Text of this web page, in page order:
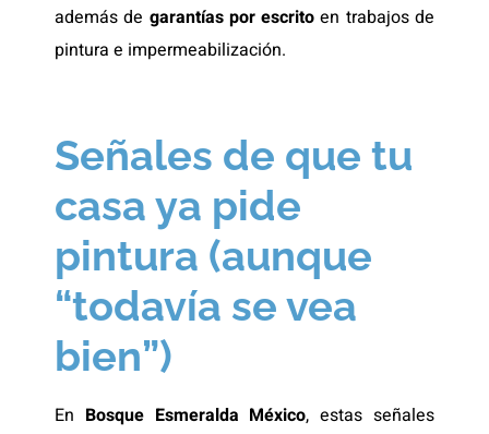
además de garantías por escrito en trabajos de
pintura e impermeabilización.
Señales de que tu
casa ya pide
pintura (aunque
“todavía se vea
bien”)
En Bosque Esmeralda México, estas señales